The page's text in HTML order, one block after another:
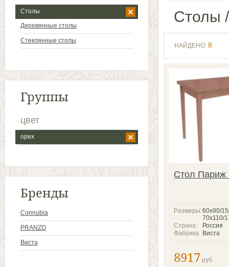
Столы
Деревянные столы
Стеклянные столы
Группы
цвет
орех
Бренды
Connubia
PRANZO
Виста
Столы /
НАЙДЕНО: 8
Стол Париж
60x90/
70x110/
Размеры:
Россия
Страна:
Виста
Фабрика:
8917 руб.